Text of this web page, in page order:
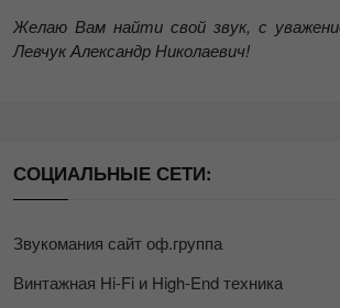
Желаю Вам найти свой звук, с
Левчук Александр Николаевич!
СОЦИАЛЬНЫЕ СЕТИ:
Звукомания сайт оф.группа
Винтажная Hi-Fi и High-End техника